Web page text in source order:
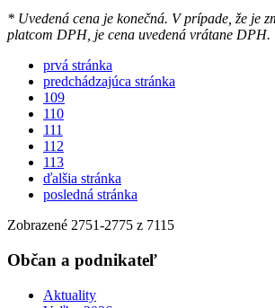
* Uvedená cena je konečná. V prípade, že je
platcom DPH, je cena uvedená vrátane DPH.
prvá stránka
predchádzajúca stránka
109
110
111
112
113
ďalšia stránka
posledná stránka
Zobrazené 2751-2775 z 7115
Občan a podnikateľ
Aktuality